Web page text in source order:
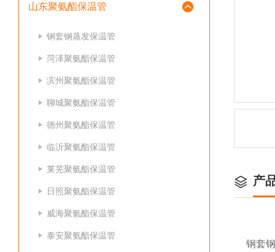
山东聚氨酯保温管
钢套钢蒸发保温管
菏泽聚氨酯保温管
滨州聚氨酯保温管
聊城聚氨酯保温管
德州聚氨酯保温管
临沂聚氨酯保温管
莱芜聚氨酯保温管
日照聚氨酯保温管
威海聚氨酯保温管
泰安聚氨酯保温管
产
钢套